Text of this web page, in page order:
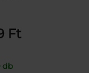
Ft
db